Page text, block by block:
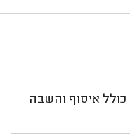
תיקון מסך אייפד דור 8 כולל איסוף והשבה